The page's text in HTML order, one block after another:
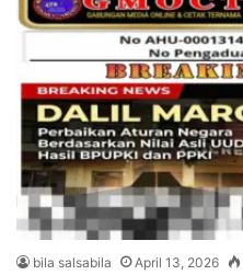
bila salsabila April 13, 2026